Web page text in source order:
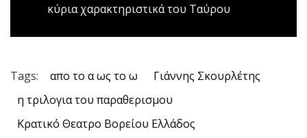
κύρια χαρακτηριστικά του Ταύρου
Tags: απο το α ως το ω
Γιάννης Σκουρλέτης
η τριλογια του παραθερισμου
Κρατικό Θεατρο Βορείου Ελλάδος